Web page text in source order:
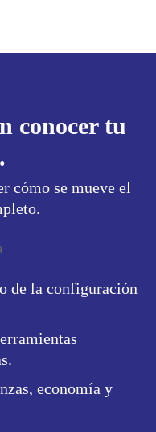
conocer tu
cómo se mueve el
de la configuración
economía y